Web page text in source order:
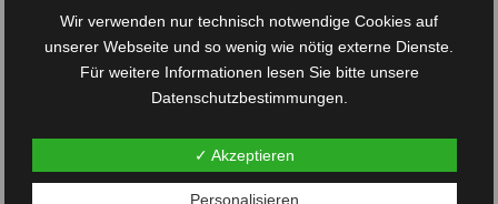
Wir verwenden nur technisch notwendige Cookies auf
unserer Webseite und so wenig wie nötig externe Dienste.
Für weitere Informationen lesen Sie bitte unsere
Datenschutzbestimmungen.
✓ Akzeptieren
Personalisieren